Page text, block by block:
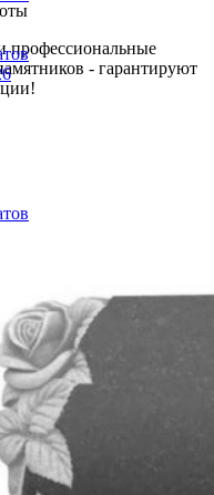
- гарантируют